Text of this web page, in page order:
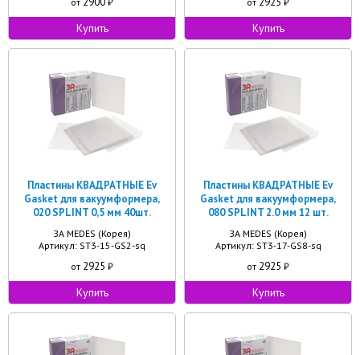
Купить Купить
Пластины КВАДРАТНЫЕ Ev
Gasket для вакуумформера,
020 SPLINT 0,5 мм 40шт.
ЗА MEDES (Корея)
Артикул: ST3-15-GS2-sq
от 2925 ₽
Купить
Пластины КВАДРАТНЫЕ Ev
Gasket для вакуумформера,
080 SPLINT 2.0 мм 12 шт.
ЗА MEDES (Корея)
Артикул: ST3-17-GS8-sq
от 2925 ₽
Купить